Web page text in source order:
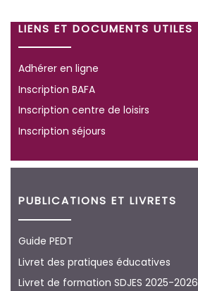
LIENS ET DOCUMENTS UTILES
Adhérer en ligne
Inscription BAFA
Inscription centre de loisirs
Inscription séjours
PUBLICATIONS ET LIVRETS
Guide PEDT
Livret des pratiques éducatives
Livret de formation SDJES 2025-2026